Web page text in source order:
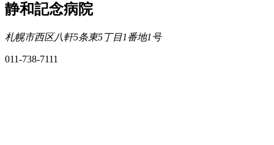
静和記念病院
札幌市西区八軒5条東5丁目1番地1号
011-738-7111